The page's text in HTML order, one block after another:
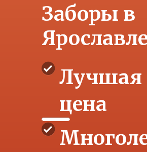
Заборы в
Ярославле
Лучшая
цена